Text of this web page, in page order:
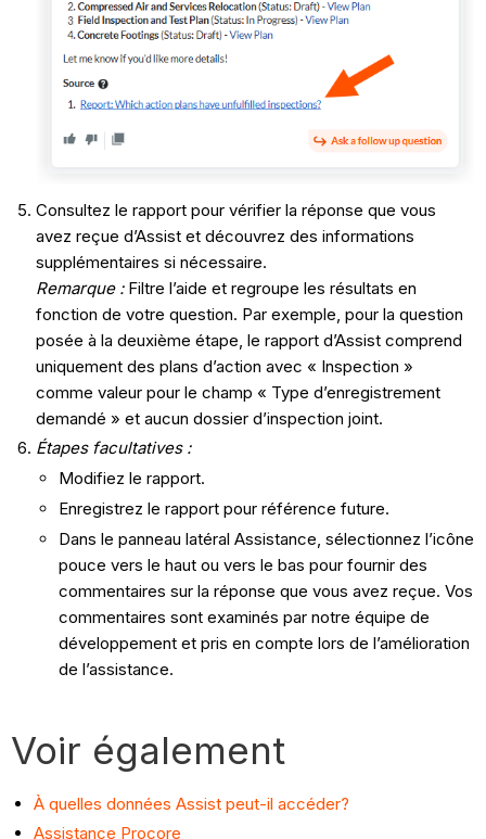
Consultez le rapport pour vérifier la réponse que vous
avez reçue d’Assist et découvrez des informations
supplémentaires si nécessaire.
Remarque : Filtre l’aide et regroupe les résultats en
fonction de votre question. Par exemple, pour la question
posée à la deuxième étape, le rapport d’Assist comprend
uniquement des plans d’action avec « Inspection »
comme valeur pour le champ « Type d’enregistrement
demandé » et aucun dossier d’inspection joint.
Étapes facultatives :
Modifiez le rapport.
Enregistrez le rapport pour référence future.
Dans le panneau latéral Assistance, sélectionnez l’icône
pouce vers le haut ou vers le bas pour fournir des
commentaires sur la réponse que vous avez reçue. Vos
commentaires sont examinés par notre équipe de
développement et pris en compte lors de l’amélioration
de l’assistance.
Voir également
À quelles données Assist peut-il accéder?
Assistance Procore